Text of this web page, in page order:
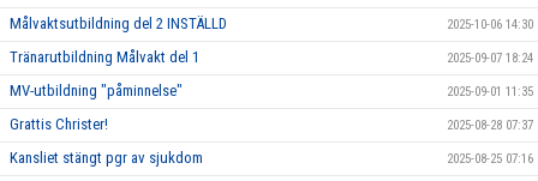
Målvaktsutbildning del 2 INSTÄLLD 2025-10-06 14:30
Tränarutbildning Målvakt del 1 2025-09-07 18:24
MV-utbildning "påminnelse" 2025-09-01 11:35
Grattis Christer! 2025-08-28 07:37
Kansliet stängt pgr av sjukdom 2025-08-25 07:16